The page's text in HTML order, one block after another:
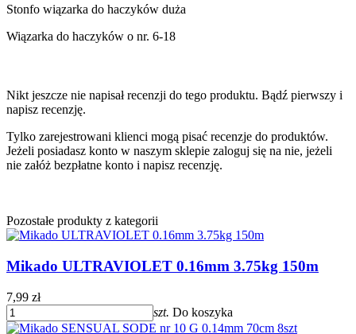
Stonfo wiązarka do haczyków duża
Wiązarka do haczyków o nr. 6-18
Nikt jeszcze nie napisał recenzji do tego produktu. Bądź pierwszy i
napisz recenzję.
Tylko zarejestrowani klienci mogą pisać recenzje do produktów.
Jeżeli posiadasz konto w naszym sklepie zaloguj się na nie, jeżeli
nie załóż bezpłatne konto i napisz recenzję.
Pozostałe produkty z kategorii
Mikado ULTRAVIOLET 0.16mm 3.75kg 150m
7,99 zł
szt. Do koszyka